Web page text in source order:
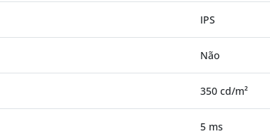
IPS
Não
350 cd/m²
5 ms